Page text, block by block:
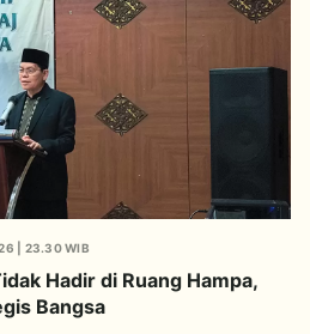
| 23.30 WIB
Hadir di Ruang Hampa,
Bangsa